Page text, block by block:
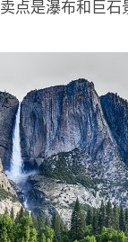
点是瀑布和巨石